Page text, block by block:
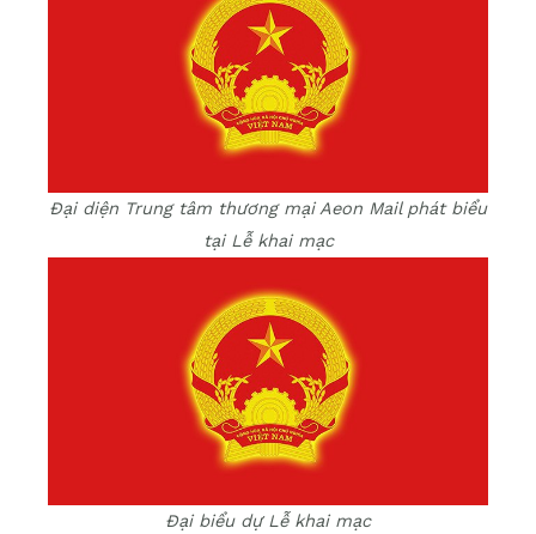
Đại diện Trung tâm thương mại Aeon Mail phát biểu
tại Lễ khai mạc
Đại biểu dự Lễ khai mạc